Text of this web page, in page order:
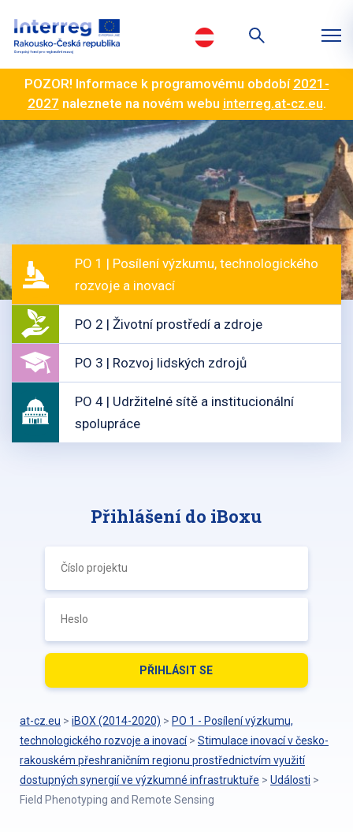
POZOR! Informace k programovému období 2021-
2027 naleznete na novém webu interreg.at-cz.eu.
PO 1 | Posílení výzkumu, technologického
rozvoje a inovací
PO 2 | Životní prostředí a zdroje
PO 3 | Rozvoj lidských zdrojů
PO 4 | Udržitelné sítě a institucionální
spolupráce
Přihlášení do iBoxu
at-cz.eu > iBOX (2014-2020) > PO 1 - Posílení výzkumu,
technologického rozvoje a inovací > Stimulace inovací v česko-
rakouském přeshraničním regionu prostřednictvím využití
dostupných synergií ve výzkumné infrastruktuře > Události >
Field Phenotyping and Remote Sensing